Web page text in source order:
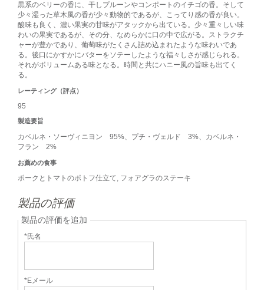
黒系のベリーの香に、干しプルーンやコンポートのイチゴの香。そして
少々湿った草木風の香が少々動物的であるが、こってり感の香が良い。
酸味も良く、濃い果実の甘味がアタックから出ている。少々重々しい味
わいの果実であるが、その分、なめらかに口の中で広がる。ストラクチ
ャーが豊かであり、葡萄味がたくさん詰め込まれたような味わいであ
る。後口にかすかにバターをソテーしたような福々しさが感じられる。
それがボリュームある味となる。時間と共にハニー風の旨味も出てく
る。
レーティング（評点）
95
製造要旨
カベルネ・ソーヴィニヨン 95%、プチ・ヴェルド 3%、カベルネ・
フラン 2%
お薦めの食事
ポークとトマトのポトフ仕立て, フォアグラのステーキ
製品の評価
製品の評価を追加
*氏名
*Eメール